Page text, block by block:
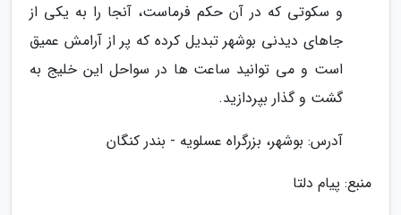
و سکوتی که در آن حکم فرماست، آنجا را به یکی از
جاهای دیدنی بوشهر تبدیل کرده که پر از آرامش عمیق
است و می توانید ساعت ها در سواحل این خلیج به
گشت و گذار بپردازید.
آدرس: بوشهر، بزرگراه عسلویه - بندر کنگان
منبع: پیام دلتا